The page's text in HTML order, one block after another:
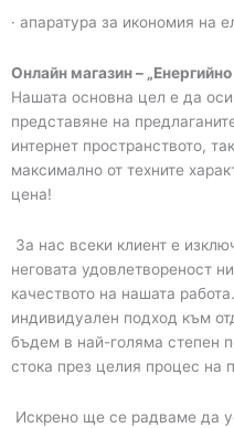
· апаратура за икономия на
Онлайн магазин –
Нашата основна цел е да
представяне на
интернет пространството,
максимално от техните
цена!
За нас всеки клиент е
неговата удовлетвореност
качеството на нашата
индивидуален подход към
бъдем в най-голяма степен
стока през целия процес на
Искрено ще се радваме да